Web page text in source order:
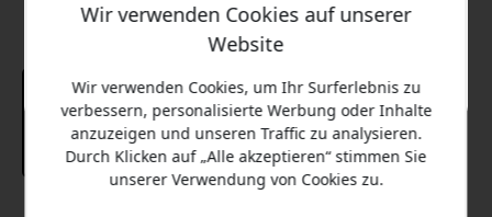
Wir verwenden Cookies auf unserer
Website
Wir verwenden Cookies, um Ihr Surferlebnis zu
verbessern, personalisierte Werbung oder Inhalte
anzuzeigen und unseren Traffic zu analysieren.
Durch Klicken auf „Alle akzeptieren“ stimmen Sie
unserer Verwendung von Cookies zu.
Nein, ich zahle lieber den vollen Preis.